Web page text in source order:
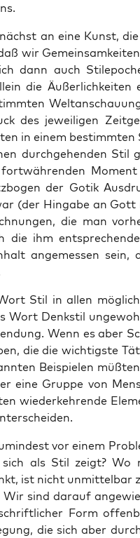
an eine Kunst,
wir
dann auch
die Äußer­lich­kei­ten
des jewei­li­gen
in einem
durch­ge­hen­den Stil
der Gotik
(der Hin­ga­be an
die man
die ihm
ange­mes­sen sein,
Stil in allen
Wort Denk­stil
Wenn es aber
die die wich­tigs­te
Bei­spie­len
eine Grup­pe von
wie­der­keh­ren­de
vor einem
als Stil zeigt? Wo
ist nicht unmit­tel­bar
sind dar­auf
Form
die sich aber